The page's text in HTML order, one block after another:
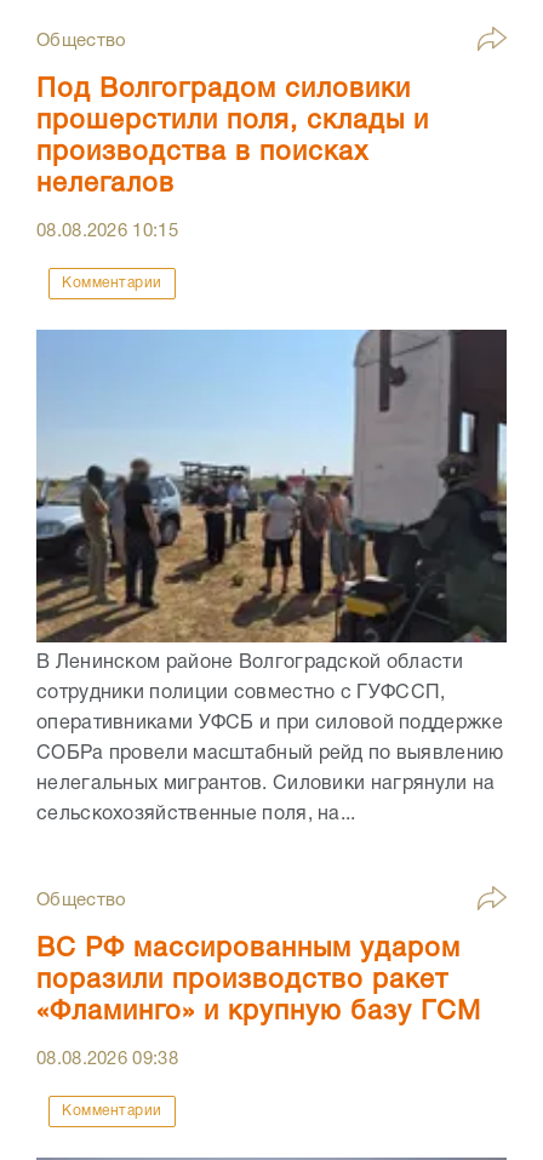
Общество
Под Волгоградом силовики
прошерстили поля, склады и
производства в поисках
нелегалов
08.08.2026 10:15
Комментарии
В Ленинском районе Волгоградской области
сотрудники полиции совместно с ГУФССП,
оперативниками УФСБ и при силовой поддержке
СОБРа провели масштабный рейд по выявлению
нелегальных мигрантов. Силовики нагрянули на
сельскохозяйственные поля, на...
Общество
ВС РФ массированным ударом
поразили производство ракет
«Фламинго» и крупную базу ГСМ
08.08.202609:38
Комментарии